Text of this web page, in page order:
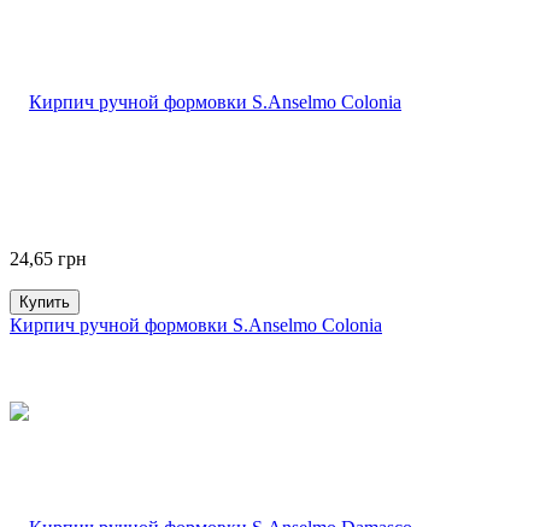
24,65 грн
Купить
Кирпич ручной формовки S.Anselmo Colonia